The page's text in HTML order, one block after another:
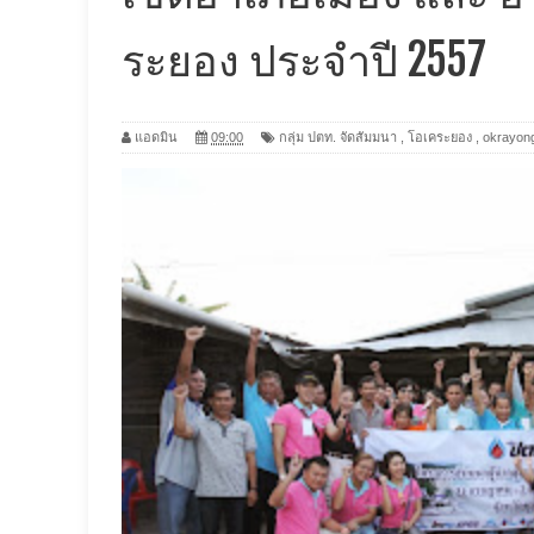
ระยอง ประจำปี 2557
แอดมิน 09:00 กลุ่ม ปตท. จัดสัมมนา โอเคระยอง